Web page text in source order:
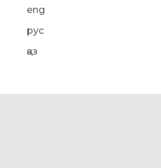
eng
рус
қаз